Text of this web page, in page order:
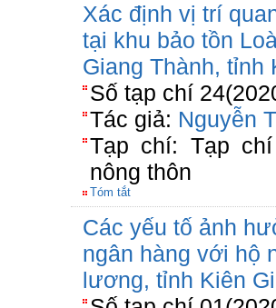
Xác định vị trí
tại khu bảo tồn
Giang Thành, tỉnh
Số tạp chí
Tác giả: Nguyễn
Tạp chí: Tạp
nông thôn
Tóm tắt
Các yếu tố ảnh
ngân hàng với hộ
lương, tỉnh Kiên